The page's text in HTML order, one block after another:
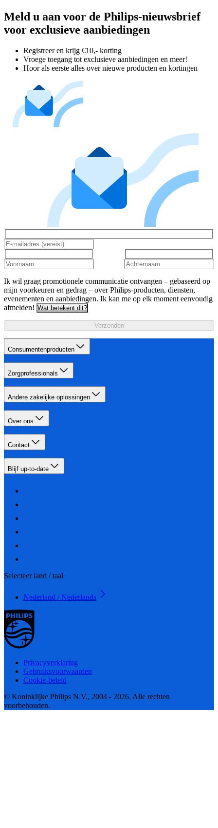
Meld u aan voor de Philips-nieuwsbrief
voor exclusieve aanbiedingen
Registreer en krijg €10,- korting
Vroege toegang tot exclusieve aanbiedingen en meer!
Hoor als eerste alles over nieuwe producten en kortingen
Ik wil graag promotionele communicatie ontvangen – gebaseerd op
mijn voorkeuren en gedrag – over Philips-producten, diensten,
evenementen en aanbiedingen. Ik kan me op elk moment eenvoudig
afmelden! Wat betekent dit?
Verzenden
Consumentenproducten
Zorgprofessionals
Andere zakelijke oplossingen
Over ons
Contact
Blijf up-to-date
Selecteer land / taal
Nederland / Nederlands
Privacyverklaring
Gebruiksvoorwaarden
Cookie-beleid
© Koninklijke Philips N.V., 2004 - 2026. Alle rechten
voorbehouden.